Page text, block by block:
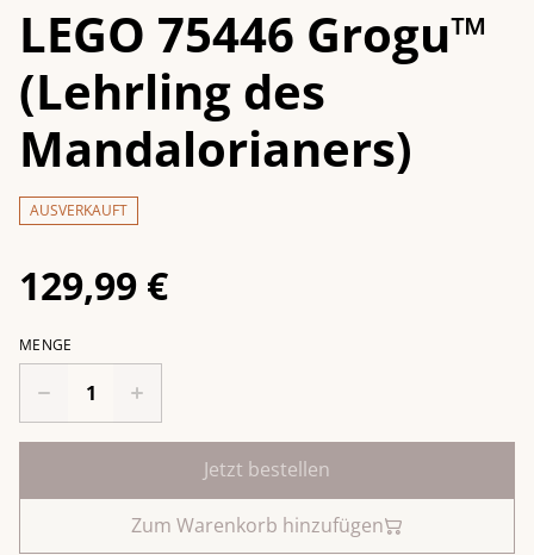
LEGO 75446 Grogu™
(Lehrling des
Mandalorianers)
AUSVERKAUFT
129,99 €
MENGE
Jetzt bestellen
Zum Warenkorb hinzufügen